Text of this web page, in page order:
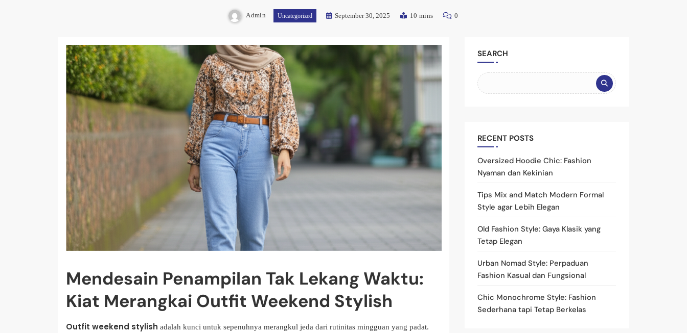
Admin Uncategorized September 30, 2025 10 mins 0
Mendesain Penampilan Tak Lekang Waktu:
Kiat Merangkai Outfit Weekend Stylish
Outfit weekend stylish adalah kunci untuk sepenuhnya merangkul jeda dari rutinitas mingguan yang padat.
SEARCH
RECENT POSTS
Oversized Hoodie Chic: Fashion
Nyaman dan Kekinian
Tips Mix and Match Modern Formal
Style agar Lebih Elegan
Old Fashion Style: Gaya Klasik yang
Tetap Elegan
Urban Nomad Style: Perpaduan
Fashion Kasual dan Fungsional
Chic Monochrome Style: Fashion
Sederhana tapi Tetap Berkelas